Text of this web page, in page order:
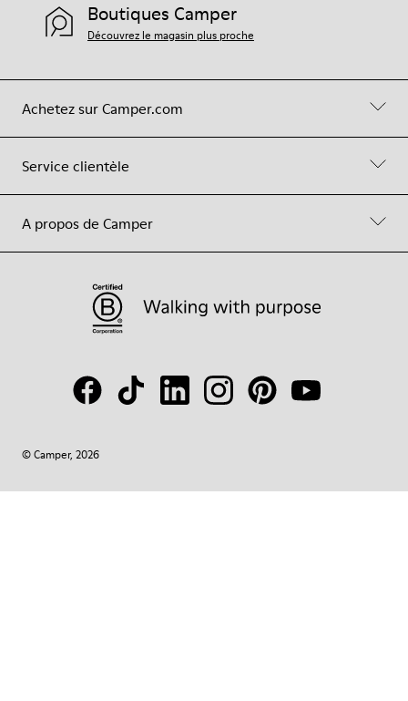
Achetez sur Camper.com
Service clientèle
A propos de Camper
Boutiques Camper
Découvrez le magasin plus proche
© Camper, 2026